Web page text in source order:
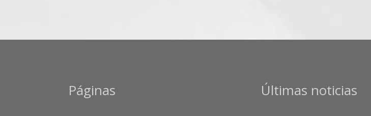
Páginas Últimas noticias